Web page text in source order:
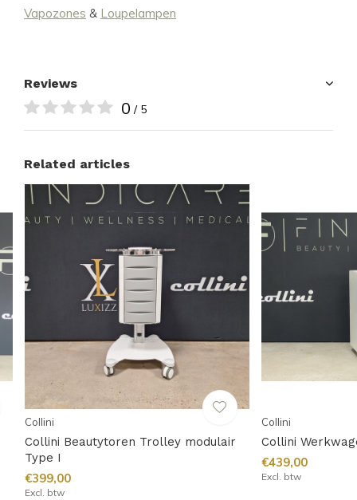
Vapozones & Loupelampen
Reviews
0 / 5
Related articles
Collini
Collini Beautytoren Trolley modulair
Type I
€399,00
Excl. btw
Collini
Collini
€439,00
Excl. btw